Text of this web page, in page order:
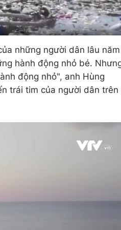
những người dân lâu năm
hành động nhỏ bé.
động nhỏ", anh Hùng
trái tim của người dân trên